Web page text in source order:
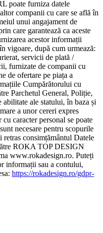
poate furniza datele
companii cu care se află în
unui angajament de
care garantează ca aceste
acestor informații
vigoare, după cum urmează:
servicii de plată /
furnizate de companii cu
de ofertare pe piața a
Cumpărătorului cu
Parchetul General, Poliție,
abilitate ale statului, în baza și
a unor cereri expres
caracter personal se poate
necesare pentru scopurile
retras consimțământul Datele
ROKA TOP DESIGN
www.rokadesign.ro. Puteți
informații sau a contului,
https://rokadesign.ro/gdpr-